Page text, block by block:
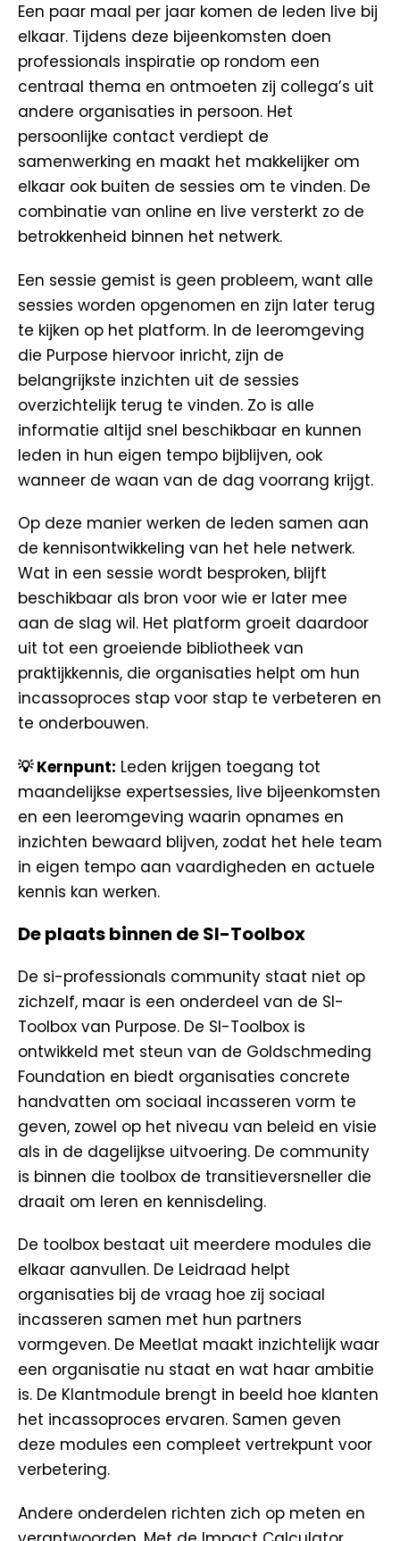
Een paar maal per jaar komen de leden live bij
elkaar. Tijdens deze bijeenkomsten doen
professionals inspiratie op rondom een
centraal thema en ontmoeten zij collega’s uit
andere organisaties in persoon. Het
persoonlijke contact verdiept de
samenwerking en maakt het makkelijker om
elkaar ook buiten de sessies om te vinden. De
combinatie van online en live versterkt zo de
betrokkenheid binnen het netwerk.
Een sessie gemist is geen probleem, want alle
sessies worden opgenomen en zijn later terug
te kijken op het platform. In de leeromgeving
die Purpose hiervoor inricht, zijn de
belangrijkste inzichten uit de sessies
overzichtelijk terug te vinden. Zo is alle
informatie altijd snel beschikbaar en kunnen
leden in hun eigen tempo bijblijven, ook
wanneer de waan van de dag voorrang krijgt.
Op deze manier werken de leden samen aan
de kennisontwikkeling van het hele netwerk.
Wat in een sessie wordt besproken, blijft
beschikbaar als bron voor wie er later mee
aan de slag wil. Het platform groeit daardoor
uit tot een groeiende bibliotheek van
praktijkkennis, die organisaties helpt om hun
incassoproces stap voor stap te verbeteren en
te onderbouwen.
💡 Kernpunt: Leden krijgen toegang tot
maandelijkse expertsessies, live bijeenkomsten
en een leeromgeving waarin opnames en
inzichten bewaard blijven, zodat het hele team
in eigen tempo aan vaardigheden en actuele
kennis kan werken.
De plaats binnen de SI-Toolbox
De si-professionals community staat niet op
zichzelf, maar is een onderdeel van de SI-
Toolbox van Purpose. De SI-Toolbox is
ontwikkeld met steun van de Goldschmeding
Foundation en biedt organisaties concrete
handvatten om sociaal incasseren vorm te
geven, zowel op het niveau van beleid en visie
als in de dagelijkse uitvoering. De community
is binnen die toolbox de transitieversneller die
draait om leren en kennisdeling.
De toolbox bestaat uit meerdere modules die
elkaar aanvullen. De Leidraad helpt
organisaties bij de vraag hoe zij sociaal
incasseren samen met hun partners
vormgeven. De Meetlat maakt inzichtelijk waar
een organisatie nu staat en wat haar ambitie
is. De Klantmodule brengt in beeld hoe klanten
het incassoproces ervaren. Samen geven
deze modules een compleet vertrekpunt voor
verbetering.
Andere onderdelen richten zich op meten en